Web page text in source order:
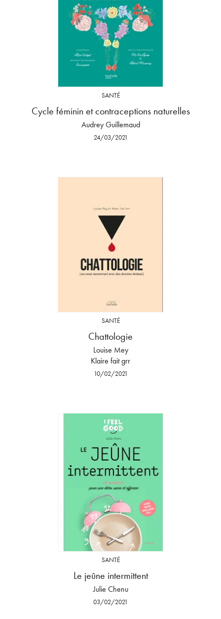
SANTÉ
Cycle féminin et contraceptions naturelles
Audrey Guillemaud
24/03/2021
SANTÉ
Chattologie
Louise Mey
Klaire fait grr
10/02/2021
SANTÉ
Le jeûne intermittent
Julie Chenu
03/02/2021